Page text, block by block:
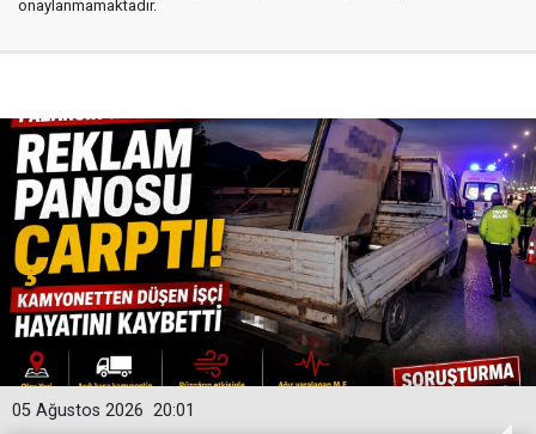
onaylanmamaktadır.
20:01
05 Ağustos 2026